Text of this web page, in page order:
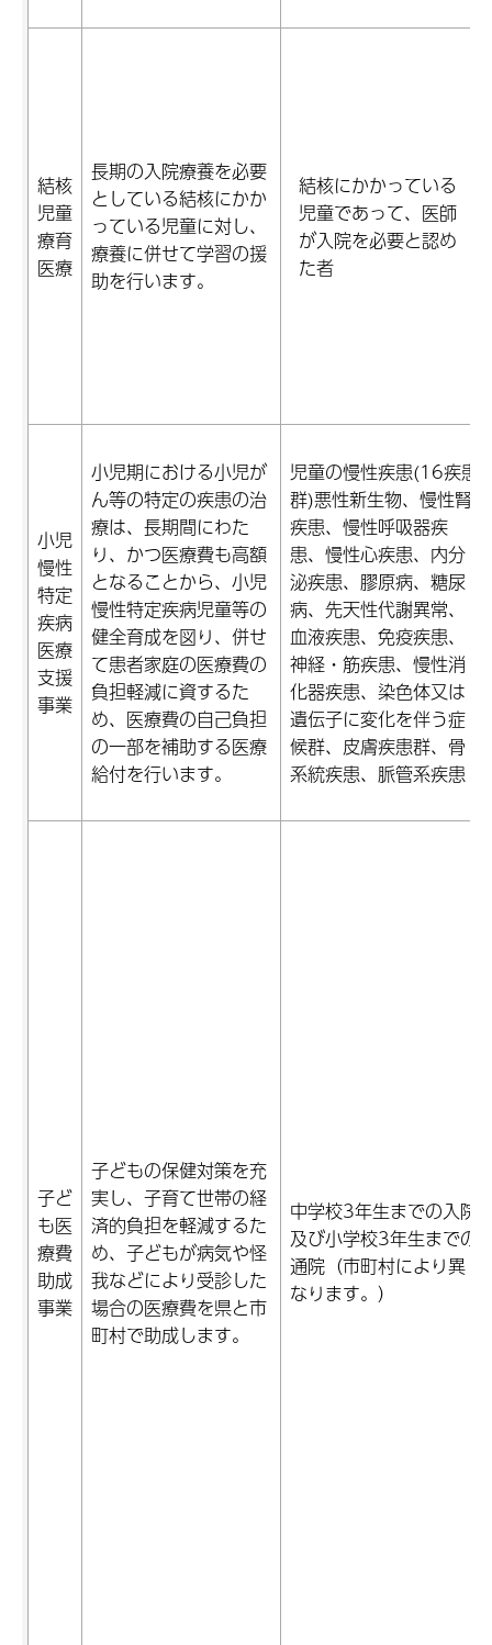
結核
児童
療育
医療
長期の入院療養を必要
としている結核にかか
っている児童に対し、
療養に併せて学習の援
助を行います。
結核にかかっている
児童であって、医師
が入院を必要と認め
た者
小児
慢性
特定
疾病
医療
支援
事業
小児期における小児が
ん等の特定の疾患の治
療は、長期間にわた
り、かつ医療費も高額
となることから、小児
慢性特定疾病児童等の
健全育成を図り、併せ
て患者家庭の医療費の
負担軽減に資するた
め、医療費の自己負担
の一部を補助する医療
給付を行います。
児童の慢性疾患(16疾患
群)悪性新生物、慢性腎
疾患、慢性呼吸器疾
患、慢性心疾患、内分
泌疾患、膠原病、糖尿
病、先天性代謝異常、
血液疾患、免疫疾患、
神経・筋疾患、慢性消
化器疾患、染色体又は
遺伝子に変化を伴う症
候群、皮膚疾患群、骨
系統疾患、脈管系疾患
子ど
も医
療費
助成
事業
子どもの保健対策を充
実し、子育て世帯の経
済的負担を軽減するた
め、子どもが病気や怪
我などにより受診した
場合の医療費を県と市
町村で助成します。
中学校3年生までの入院
及び小学校3年生までの
通院（市町村により異
なります。）